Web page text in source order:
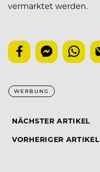
vermarktet werden.
WERBUNG
NÄCHSTER ARTIKEL
VORHERIGER ARTIKEL